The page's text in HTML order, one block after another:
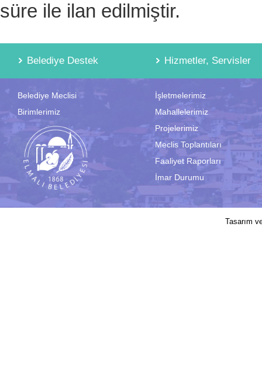
süre ile ilan edilmiştir.
Belediye Destek Hizmetler, Servisler
Belediye Meclisi
Birimlerimiz
İşletmelerimiz
Mahallelerimiz
Projelerimiz
Meclis Toplantıları
Faaliyet Raporları
İmar Durumu
Tasarım